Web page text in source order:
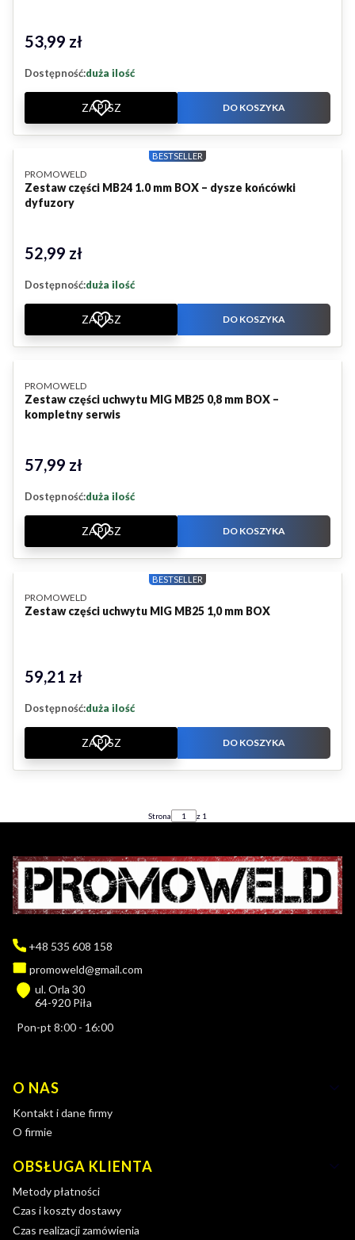
Cena
53,99 zł
Dostępność:duża ilość
ZAPISZ DO KOSZYKA
BESTSELLER
Zestaw części MB24 1.0 mm BOX – dysze końcówki
dyfuzory
PRODUCENT
PROMOWELD
Cena
52,99 zł
Dostępność:duża ilość
ZAPISZ DO KOSZYKA
Zestaw części uchwytu MIG MB25 0,8 mm BOX –
kompletny serwis
PRODUCENT
PROMOWELD
Cena
57,99 zł
Dostępność:duża ilość
ZAPISZ DO KOSZYKA
BESTSELLER
Zestaw części uchwytu MIG MB25 1,0 mm BOX
PRODUCENT
PROMOWELD
Cena
59,21 zł
Dostępność:duża ilość
ZAPISZ DO KOSZYKA
Strona z 1
+48 535 608 158
promoweld@gmail.com
ul. Orla 30
64-920 Piła
Pon-pt 8:00 - 16:00
Linki w stopce
O NAS
Kontakt i dane firmy
O firmie
OBSŁUGA KLIENTA
Metody płatności
Czas i koszty dostawy
Czas realizacji zamówienia